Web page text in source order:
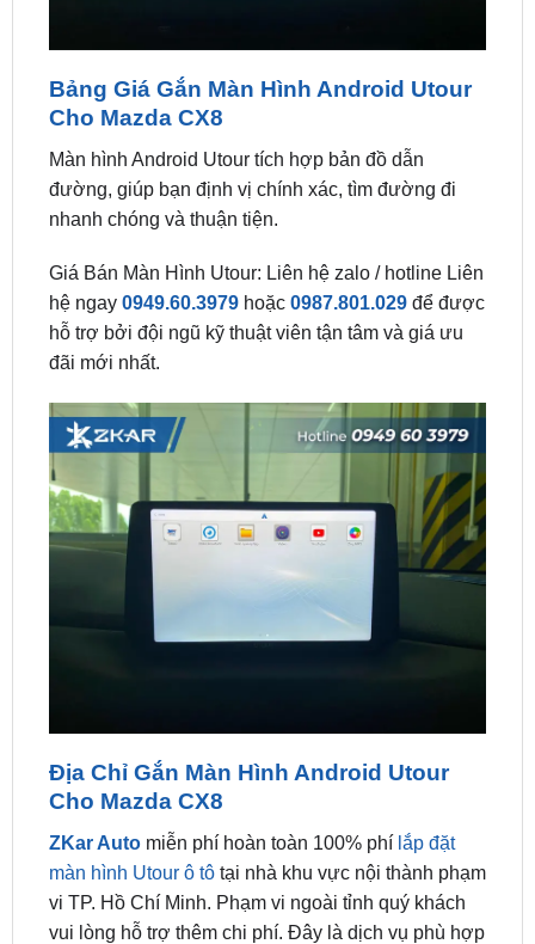
Cho Mazda CX8
Màn hình Android Utour tích hợp bản đồ dẫn
đường, giúp bạn định vị chính xác, tìm đường đi
nhanh chóng và thuận tiện.
Giá Bán Màn Hình Utour: Liên hệ zalo / hotline Liên
hỗ trợ bởi đội ngũ kỹ thuật viên tận tâm và giá ưu
đãi mới nhất.
Cho Mazda CX8
ZKar Automiễn phí hoàn toàn 100% phílắp đặt
màn hình Utour ô tôtại nhà khu vực nội thành phạm
vi TP. Hồ Chí Minh. Phạm vi ngoài tỉnh quý khách
vui lòng hỗ trợ thêm chi phí. Đây là dịch vụ phù hợp
cho Quý khách hàng ở xa, không có thời gian đến
các trung tâm chăm sóc xe.